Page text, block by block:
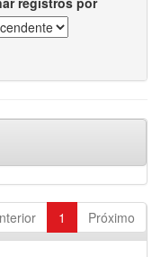
1 Próximo